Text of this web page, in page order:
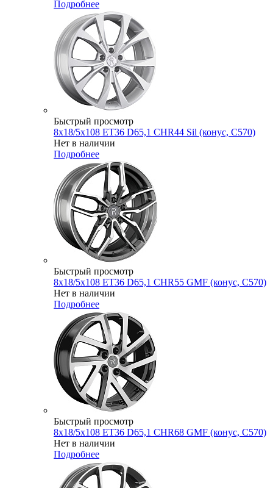
Подробнее
Быстрый просмотр
8x18/5x108 ET36 D65,1 CHR44 Sil (конус, C570)
Нет в наличии
Подробнее
Быстрый просмотр
8x18/5x108 ET36 D65,1 CHR55 GMF (конус, C570)
Нет в наличии
Подробнее
Быстрый просмотр
8x18/5x108 ET36 D65,1 CHR68 GMF (конус, C570)
Нет в наличии
Подробнее